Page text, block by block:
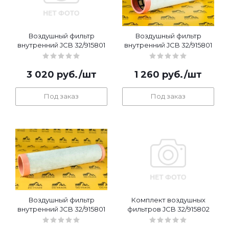
Воздушный фильтр
внутренний JCB 32/915801
3 020 руб./шт
Под заказ
Воздушный фильтр
внутренний JCB 32/915801
1 260 руб./шт
Под заказ
Воздушный фильтр
внутренний JCB 32/915801
Комплект воздушных
фильтров JCB 32/915802